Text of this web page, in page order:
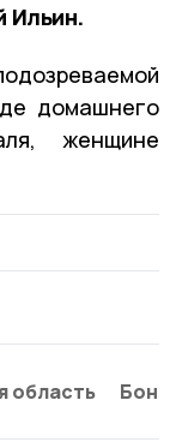
Ильин.
домашнего
женщине
область